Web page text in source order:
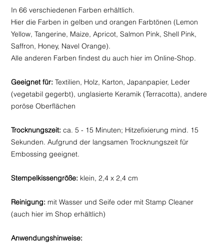
In 66 verschiedenen Farben erhältlich.
Hier die Farben in gelben und orangen Farbtönen (Lemon
Yellow, Tangerine, Maize, Apricot, Salmon Pink, Shell Pink,
Saffron, Honey, Navel Orange).
Alle anderen Farben findest du auch hier im Online-Shop.
Geeignet für: Textilien, Holz, Karton, Japanpapier, Leder
(vegetabil gegerbt), unglasierte Keramik (Terracotta), andere
poröse Oberflächen
Trocknungszeit: ca. 5 - 15 Minuten; Hitzefixierung mind. 15
Sekunden. Aufgrund der langsamen Trocknungszeit für
Embossing geeignet.
Stempelkissengröße: klein, 2,4 x 2,4 cm
Reinigung: mit Wasser und Seife oder mit Stamp Cleaner
(auch hier im Shop erhältlich)
Anwendungshinweise: